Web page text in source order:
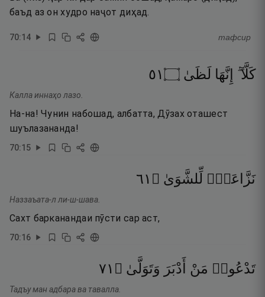
баъд аз он худро наҷот диҳад.
70:14 тафсир
كَلَّآ ۖ إِنَّهَا لَظَىٰ ۝١٥
Калла иннаҳо лазо.
На-на! Чунин набошад, албатта, Дӯзах оташест
шуълазананда!
70:15
نَزَّاعَةًۭ لِّلشَّوَىٰ ۝ ١٦
Наззаъата-л ли-ш-шава.
Сахт барканандаи пӯсти сар аст,
70:16
تَدْعُوا۟ مَنْ أَدْبَرَ وَتَوَلَّىٰ ۝ ١٧
Тадъу ман адбара ва тавалла.